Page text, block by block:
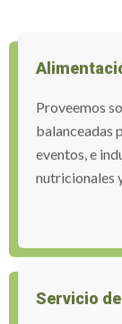
Proveemos
balanceadas
eventos, e
nutricionales
Servicio